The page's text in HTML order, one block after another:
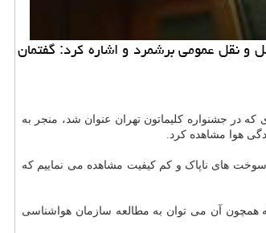
نقل عمومی برشمرد و اشاره کرد: گفتمان
که در جشنواره کلیماتون تهران عنوان شد، منجر به
هوا مشاهده کرد.
سوخت های ناپاک و کم کیفیت مشاهده می نماییم که
که همچون آن می توان به مطالعه سازمان هواشناسی